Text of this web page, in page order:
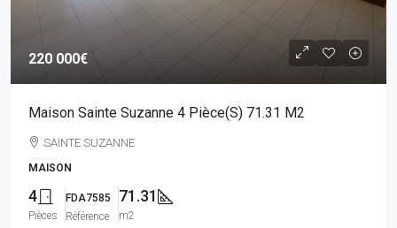
220 000€
Maison Sainte Suzanne 4 Pièce(s) 71.31 M2
SAINTE SUZANNE
MAISON
4
Pièces
FDA7585
Référence
71.31
m2